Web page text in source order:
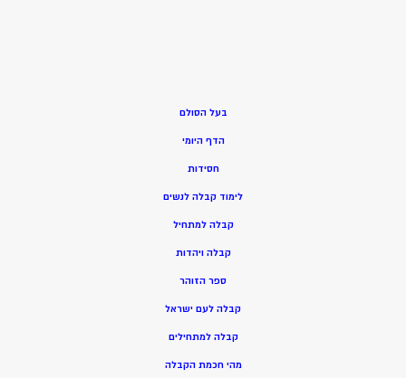
בעל הסולם
הדף היומי
חסידות
לימוד קבלה לנשים
קבלה למתחיל
קבלה ויהדות
ספר הזוהר
קבלה לעם ישראל
קבלה למתחילים
מהי חכמת הקבלה